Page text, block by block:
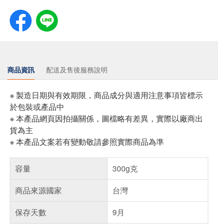
商品資訊 配送及售後服務說明
※ 製造日期與有效期限，商品成分與適用注意事項皆標示
於包裝或產品中
※ 本產品網頁因拍攝關係，圖檔略有差異，實際以廠商出
貨為主
※ 本產品文案若有變動敬請參照實際商品為準
容量
300g克
商品來源國家
台灣
保存天數
9月